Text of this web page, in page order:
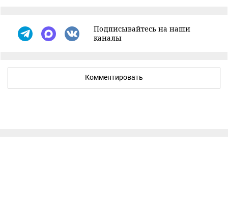
Подписывайтесь на наши
каналы
Комментировать